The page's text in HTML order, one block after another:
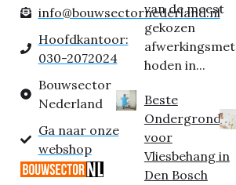
info@bouwsectornederland.nl
Hoofdkantoor:
030-2072024
Bouwsector
Nederland
Ga naar onze
webshop
van de meest
gekozen
afwerkingsmet
hoden in...
Beste
Ondergrond
voor
Vliesbehang in
Den Bosch